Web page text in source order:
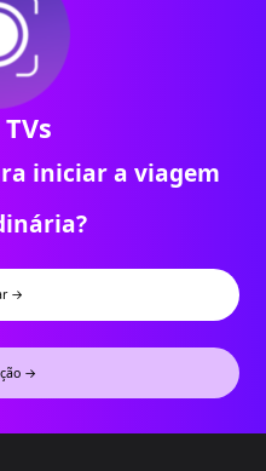
iniciar a viagem
→
→